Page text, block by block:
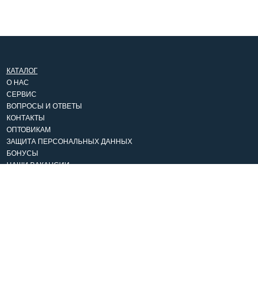
КАТАЛОГ
О НАС
СЕРВИС
ВОПРОСЫ И ОТВЕТЫ
КОНТАКТЫ
ОПТОВИКАМ
ЗАЩИТА ПЕРСОНАЛЬНЫХ ДАННЫХ
БОНУСЫ
НАШИ ВАКАНСИИ